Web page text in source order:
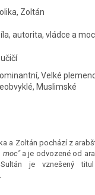
Zoltán
autorita, vládce a
Velké
Muslimské
a Zoltán pochází z
moc"a je odvozené od
je vznešený